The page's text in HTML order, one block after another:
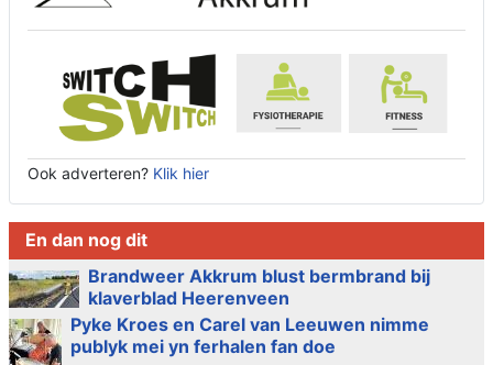
Ook adverteren? Klik hier
En dan nog dit
Brandweer Akkrum blust bermbrand bij
klaverblad Heerenveen
Pyke Kroes en Carel van Leeuwen nimme
publyk mei yn ferhalen fan doe